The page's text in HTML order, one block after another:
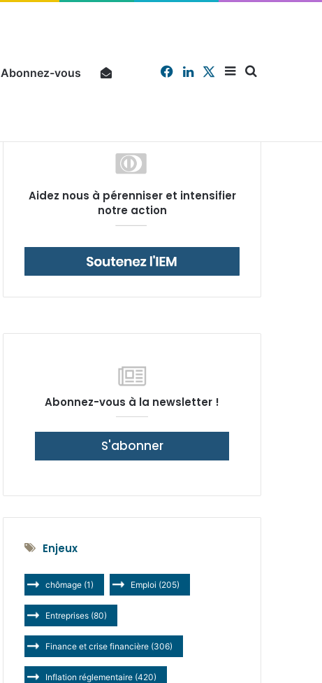
Abonnez-vous Sidebar
X
Linkedin
Facebook
Aidez nous à pérenniser et intensifier
notre action
Abonnez-vous à la newsletter !
S'abonner
Enjeux
chômage (1) Emploi (205)
Entreprises (80)
Finance et crise financière (306)
Inflation réglementaire (420)